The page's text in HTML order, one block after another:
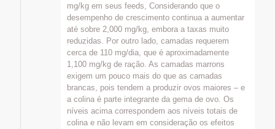
mg/kg em seus feeds, Considerando que o
desempenho de crescimento continua a aumentar
até sobre 2,000 mg/kg, embora a taxas muito
reduzidas. Por outro lado, camadas requerem
cerca de 110 mg/dia, que é aproximadamente
1,100 mg/kg de ração. As camadas marrons
exigem um pouco mais do que as camadas
brancas, pois tendem a produzir ovos maiores – e
a colina é parte integrante da gema de ovo. Os
níveis acima correspondem aos níveis totais de
colina e não levam em consideração os efeitos